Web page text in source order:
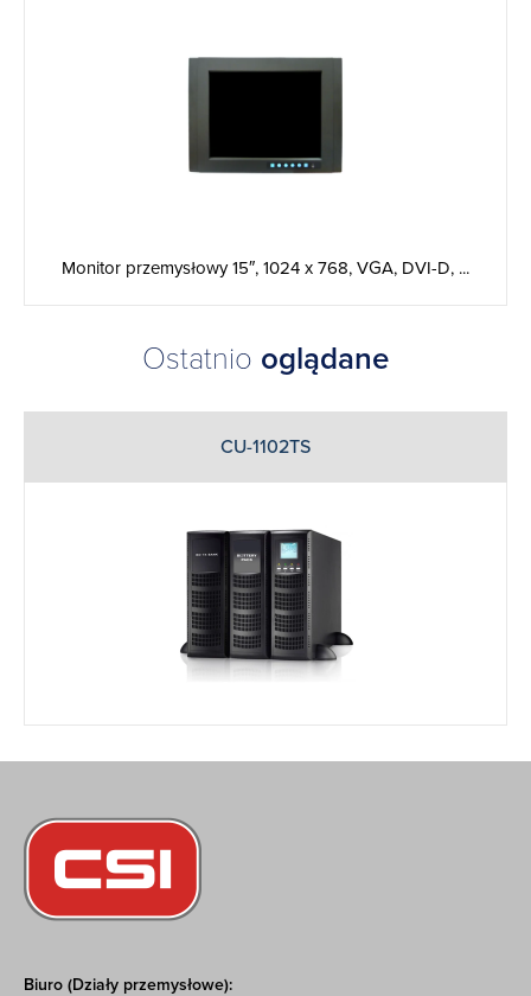
Monitor przemysłowy 15″, 1024 x 768, VGA, DVI-D, ...
Ostatnio oglądane
CU-1102TS
Biuro (Działy przemysłowe):